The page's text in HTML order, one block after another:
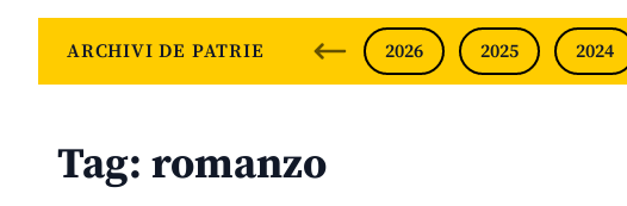
ARCHIVI DE PATRIE 2026 2025 2024
Tag: romanzo